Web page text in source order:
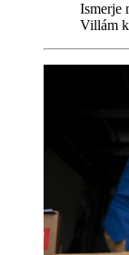
Ismerje
Villám